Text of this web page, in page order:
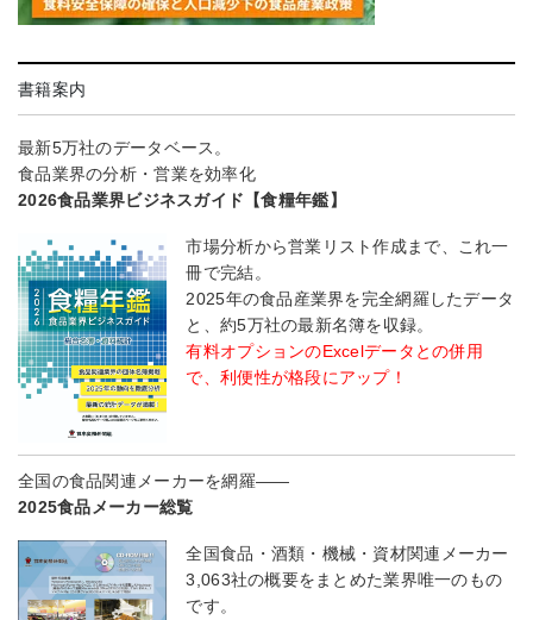
書籍案内
最新5万社のデータベース。
食品業界の分析・営業を効率化
2026食品業界ビジネスガイド【食糧年鑑】
市場分析から営業リスト作成まで、これ一
冊で完結。
2025年の食品産業界を完全網羅したデータ
と、約5万社の最新名簿を収録。
有料オプションのExcelデータとの併用
で、利便性が格段にアップ！
全国の食品関連メーカーを網羅――
2025食品メーカー総覧
全国食品・酒類・機械・資材関連メーカー
3,063社の概要をまとめた業界唯一のもの
です。